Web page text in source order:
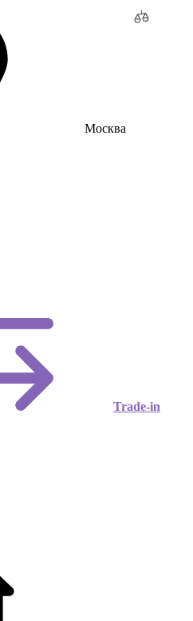
Москва
Trade-in